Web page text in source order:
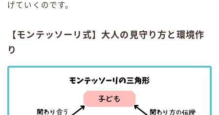
げていくのです。
【モンテッソーリ式】大人の見守り方と環境作
り